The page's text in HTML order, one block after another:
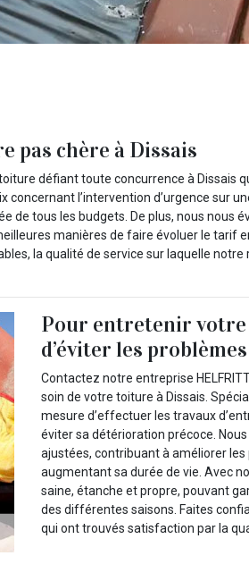
pas chère à Dissais
défiant toute concurrence à Dissais
concernant l’intervention d’urgence sur
de tous les budgets. De plus, nous nous
manières de faire évoluer le tarif
la qualité de service sur laquelle
Pour entretenir
d’éviter les
Contactez notre entreprise
soin de votre toiture à Dissais.
mesure d’effectuer les travaux
éviter sa détérioration précoce.
ajustées, contribuant à améliorer
augmentant sa durée de vie. Avec
saine, étanche et propre, pouvant
des différentes saisons. Faites
qui ont trouvés satisfaction par la